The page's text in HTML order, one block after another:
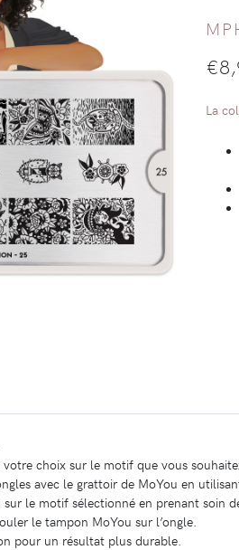
€
La
choix sur le motif que vous
avec le grattoir de MoYou en
le motif sélectionné en prenant soin
le tampon MoYou sur l’ongle.
pour un résultat plus durable.